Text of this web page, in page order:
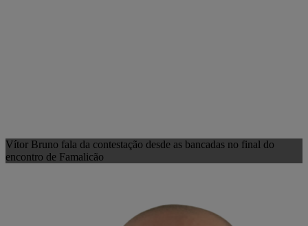
Vítor Bruno fala da contestação desde as bancadas no final do
encontro de Famalicão